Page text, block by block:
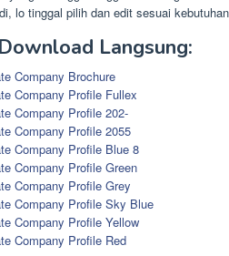
lo tinggal pilih dan edit sesuai
Langsung:
Company Brochure
Company Profile Fullex
Company Profile 202-
Company Profile 2055
Company Profile Blue 8
Company Profile Green
Company Profile Grey
Company Profile Sky Blue
Company Profile Yellow
Company Profile Red